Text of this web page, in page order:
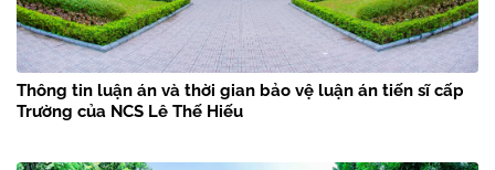
Thông tin luận án và thời gian bảo vệ luận án tiến sĩ cấp
Trường của NCS Lê Thế Hiếu